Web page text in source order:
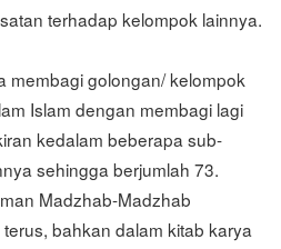
terhadap kelompok lainnya.
membagi golongan/ kelompok
Islam dengan membagi lagi
kedalam beberapa sub-
sehingga berjumlah 73.
Madzhab-Madzhab
bahkan dalam kitab karya